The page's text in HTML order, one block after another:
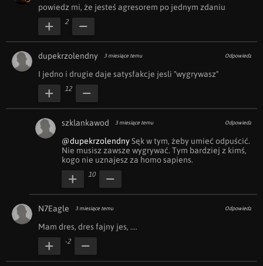
powiedz mi, że jesteś agresorem po jednym zdaniu
2
dupekrzolendny 3 miesiące temu Odpowiedz
I jedno i drugie daje satysfakcje jesli "wygrywasz"
12
szklankawod 3 miesiące temu Odpowiedz
@dupekrzolendny Sęk w tym, żeby umieć odpuścić.
Nie musisz zawsze wygrywać. Tym bardziej z kimś,
kogo nie uznajesz za homo sapiens.
10
N7Eagle 3 miesiące temu Odpowiedz
Mam dres, dres fajny jes, ....
-2